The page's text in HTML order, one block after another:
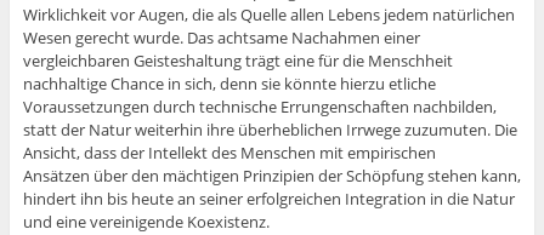
Wirklichkeit vor Augen, die als Quelle allen Lebens jedem natürlichen
Wesen gerecht wurde. Das achtsame Nachahmen einer
vergleichbaren Geisteshaltung trägt eine für die Menschheit
nachhaltige Chance in sich, denn sie könnte hierzu etliche
Voraussetzungen durch technische Errungenschaften nachbilden,
statt der Natur weiterhin ihre überheblichen Irrwege zuzumuten. Die
Ansicht, dass der Intellekt des Menschen mit empirischen
Ansätzen über den mächtigen Prinzipien der Schöpfung stehen kann,
hindert ihn bis heute an seiner erfolgreichen Integration in die Natur
und eine vereinigende Koexistenz.